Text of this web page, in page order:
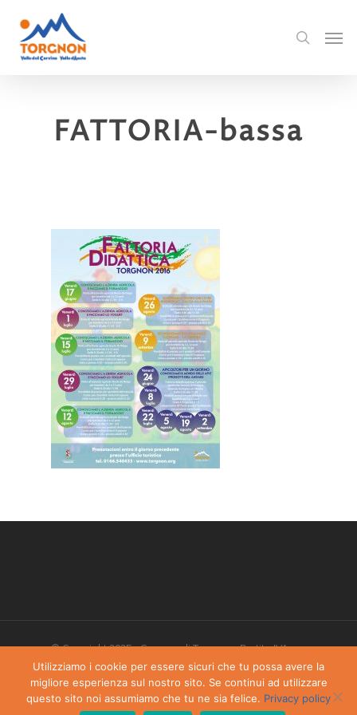
FATTORIA-bassa
© Copyright 2025 - Comune di Torgnon - Partita IVA:
00405970070
Privacy Policy-Dichiarazione di accessibilità
Utilizziamo i cookie per essere sicuri che tu possa avere la
migliore esperienza sul nostro sito. Se continui ad utilizzare
questo sito noi assumiamo che tu ne sia felice. Privacy policy